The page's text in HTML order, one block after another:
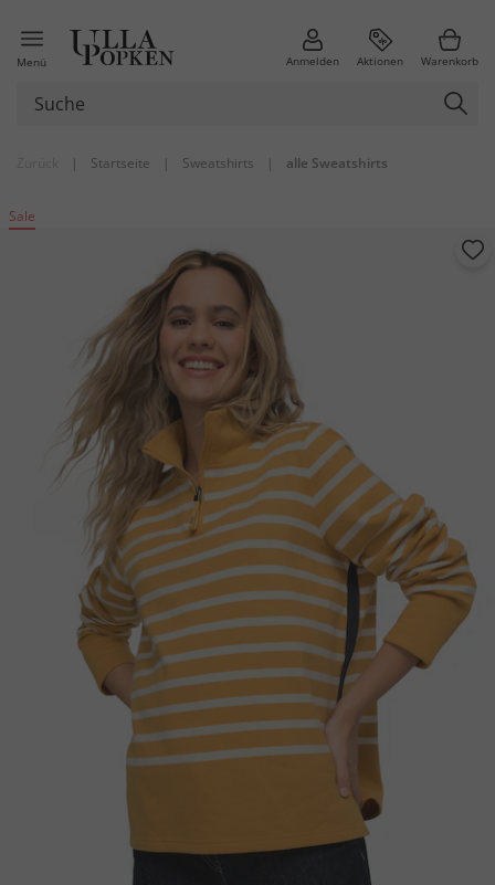
Menü Anmelden Aktionen Warenkorb
| Startseite | Sweatshirts | alle Sweatshirts
Sale